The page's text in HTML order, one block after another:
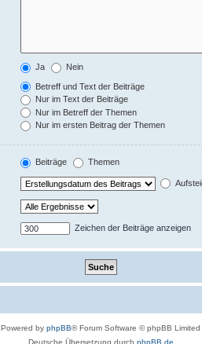
Ja Nein
Betreff und Text der Beiträge
Nur im Text der Beiträge
Nur im Betreff der Themen
Nur im ersten Beitrag der Themen
Beiträge Themen
Zeichen der Beiträge anzeigen
Powered by phpBB® Forum Software © phpBB Limited
Deutsche Übersetzung durch phpBB.de